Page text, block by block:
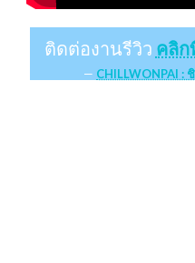
ติดต่องานรีวิว คลิ
CHILLWONPAI :